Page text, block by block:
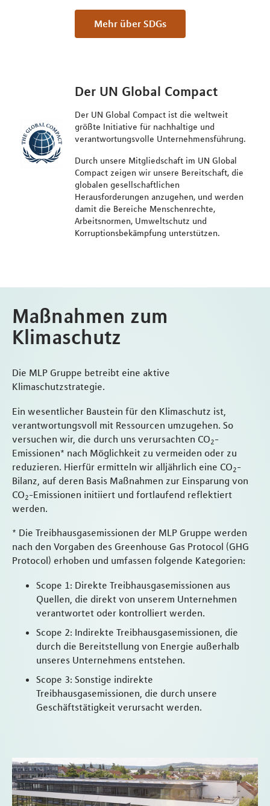
mehr über SDGs
Der UN Global Compact
Der UN Global Compact ist die weltweit
größte Initiative für nachhaltige und
verantwortungsvolle Unternehmensführung.
Durch unsere Mitgliedschaft im UN Global
Compact zeigen wir unsere Bereitschaft, die
globalen gesellschaftlichen
Herausforderungen anzugehen, und werden
damit die Bereiche Menschenrechte,
Arbeitsnormen, Umweltschutz und
Korruptionsbekämpfung unterstützen.
Maßnahmen zum
Klimaschutz
Die MLP Gruppe betreibt eine aktive
Klimaschutzstrategie.
Ein wesentlicher Baustein für den Klimaschutz ist,
verantwortungsvoll mit Ressourcen umzugehen. So
versuchen wir, die durch uns verursachten CO2-
Emissionen* nach Möglichkeit zu vermeiden oder zu
reduzieren. Hierfür ermitteln wir alljährlich eine CO2-
Bilanz, auf deren Basis Maßnahmen zur Einsparung von
CO2-Emissionen initiiert und fortlaufend reflektiert
werden.
* Die Treibhausgasemissionen der MLP Gruppe werden
nach den Vorgaben des Greenhouse Gas Protocol (GHG
Protocol) erhoben und umfassen folgende Kategorien:
Scope 1: Direkte Treibhausgasemissionen aus
Quellen, die direkt von unserem Unternehmen
verantwortet oder kontrolliert werden.
Scope 2: Indirekte Treibhausgasemissionen, die
durch die Bereitstellung von Energie außerhalb
unseres Unternehmens entstehen.
Scope 3: Sonstige indirekte
Treibhausgasemissionen, die durch unsere
Geschäftstätigkeit verursacht werden.